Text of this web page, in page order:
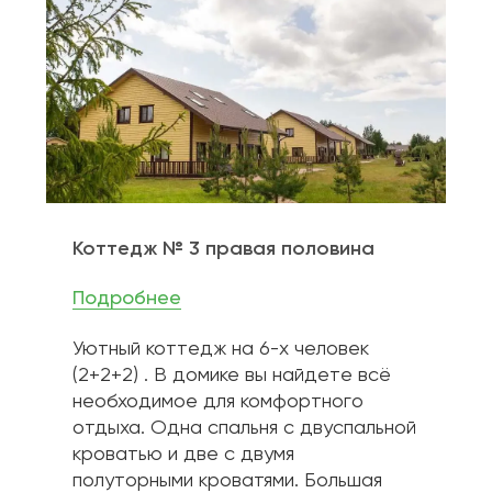
Коттедж № 3 правая половина
Подробнее
Уютный коттедж на 6-х человек
(2+2+2) . В домике вы найдете всё
необходимое для комфортного
отдыха. Одна спальня с двуспальной
кроватью и две с двумя
полуторными кроватями. Большая